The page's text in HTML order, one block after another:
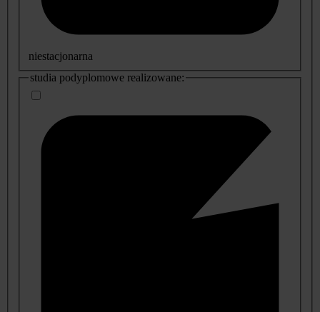
niestacjonarna
studia podyplomowe realizowane: